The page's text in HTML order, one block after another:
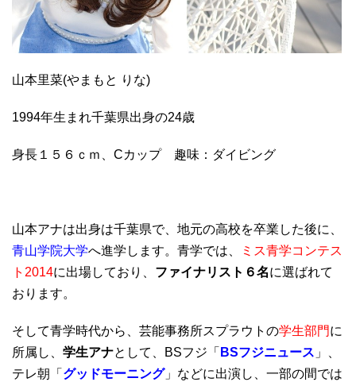
山本里菜(やまもと りな)
1994年生まれ千葉県出身の24歳
身長１５６ｃｍ、Cカップ 趣味：ダイビング
山本アナは出身は千葉県で、地元の高校を卒業した後に、
青山学院大学へ進学します。青学では、
ミス青学コンテス
ト2014に出場しており、 ファイナリスト６名に選ばれて
おります。
そして青学時代から、芸能事務所スプラウトの学生部門に
所属し、 学生アナとして、BSフジ「 BSフジニュース 」、
テレ朝「 グッドモーニング」などに出演し、一部の間では